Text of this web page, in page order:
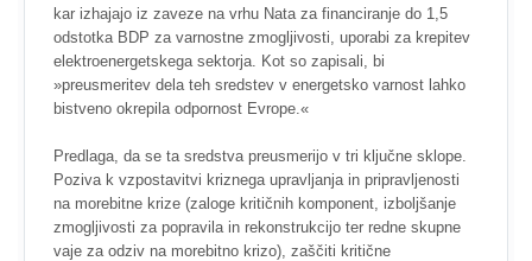
kar izhajajo iz zaveze na vrhu Nata za financiranje do 1,5
odstotka BDP za varnostne zmogljivosti, uporabi za krepitev
elektroenergetskega sektorja. Kot so zapisali, bi
»preusmeritev dela teh sredstev v energetsko varnost lahko
bistveno okrepila odpornost Evrope.«
Predlaga, da se ta sredstva preusmerijo v tri ključne sklope.
Poziva k vzpostavitvi kriznega upravljanja in pripravljenosti
na morebitne krize (zaloge kritičnih komponent, izboljšanje
zmogljivosti za popravila in rekonstrukcijo ter redne skupne
vaje za odziv na morebitno krizo), zaščiti kritične